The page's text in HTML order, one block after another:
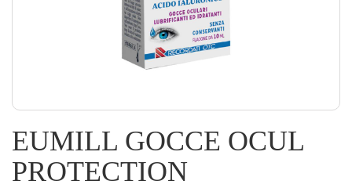
EUMILL GOCCE OCUL
PROTECTION